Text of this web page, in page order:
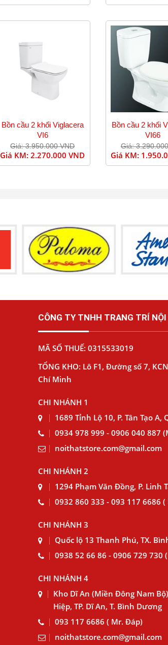
Bồn cầu 2 khối Viglacera
VI6
Giá: 3.950.000 VND
Giá KM:2.270.000 VND
Bồn cầu 2 khối
VI66
Giá:
Giá KM:
CÔNG TY TNHH TRANG TRÍ
MÃ SỐ THUẾ: 0315533019
TỔNG KHO: Lô F1, Đường số 7,
Chí Minh
CHI NHÁNH 1
1689 Tỉnh Lộ 10, P. Tân Tạo A,
0934 978 999 - 0906 040 887
noithatstore.com@gmail.com
CHI NHÁNH 2
1294 Phạm Văn Đồng, P. Linh
0932 860 333 - 093 117 6686
CHI NHÁNH 3
Quốc lộ 13 Thanh Phú, TX.
0938 52 66 86 - 0906 729 730
CHI NHÁNH 4
Kho Dĩ An (Miền Đông Nam
Hiệp, TP. Dĩ An, T. Bình Dương
093 117 6686 ( Mr. Đáp)
noithatstore.com@gmail.com